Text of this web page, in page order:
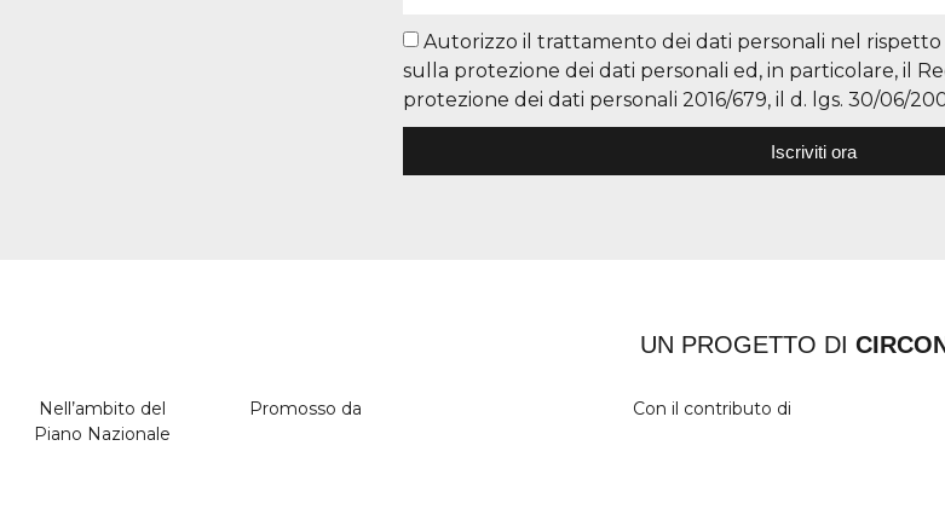
Autorizzo il trattamento dei dati personali nel
sulla protezione dei dati personali ed, in particolare, il
protezione dei dati personali 2016/679, il d. lgs. 30/06/
Iscriviti ora
UN PROGETTO DI
Nell’ambito del
Piano Nazionale
Promosso da Con il contributo di